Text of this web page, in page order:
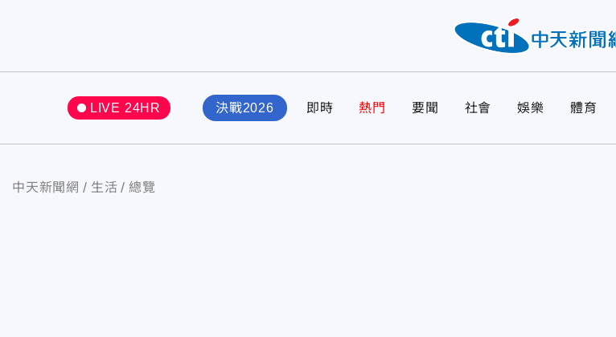
LIVE 24HR 決戰2026 即時 熱門 要聞 社會 娛樂 體育
中天新聞網 生活 總覽